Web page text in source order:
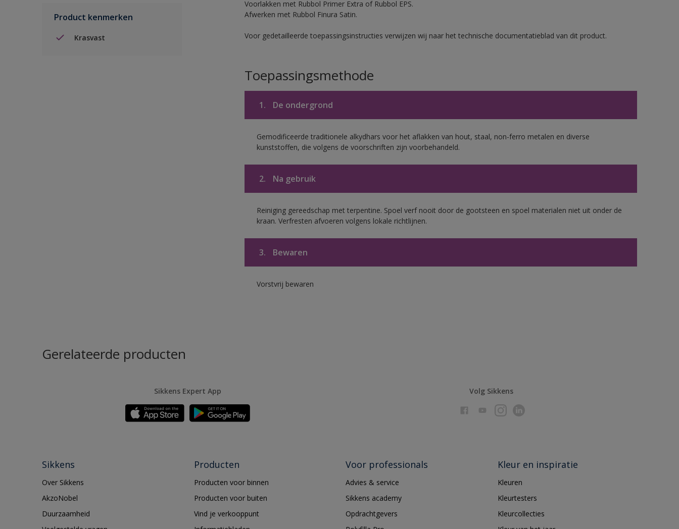
Product kenmerken
Krasvast
Voorlakken met Rubbol Primer Extra of Rubbol EPS.
Afwerken met Rubbol Finura Satin.
Voor gedetailleerde toepassingsinstructies verwijzen wij naar het technische documentatieblad van dit product.
Toepassingsmethode
1. De ondergrond
Gemodificeerde traditionele alkydhars voor het aflakken van hout, staal, non-ferro metalen en diverse
kunststoffen, die volgens de voorschriften zijn voorbehandeld.
2. Na gebruik
Reiniging gereedschap met terpentine. Spoel verf nooit door de gootsteen en spoel materialen niet uit onder de
kraan. Verfresten afvoeren volgens lokale richtlijnen.
3. Bewaren
Vorstvrij bewaren
Gerelateerde producten
Sikkens Expert App Volg Sikkens
Sikkens
Over Sikkens
AkzoNobel
Duurzaamheid
Producten
Producten voor binnen
Producten voor buiten
Vind je verkooppunt
Voor professionals
Advies & service
Sikkens academy
Opdrachtgevers
Kleur en inspiratie
Kleuren
Kleurtesters
Kleurcollecties